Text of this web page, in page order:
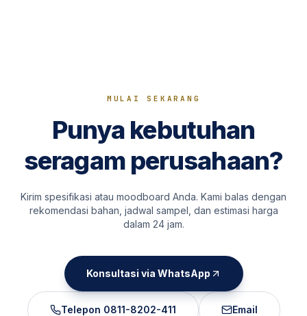
MULAI SEKARANG
Punya kebutuhan
seragam perusahaan?
Kirim spesifikasi atau moodboard Anda. Kami balas dengan
rekomendasi bahan, jadwal sampel, dan estimasi harga
dalam 24 jam.
Konsultasi via WhatsApp
Telepon 0811-8202-411 Email